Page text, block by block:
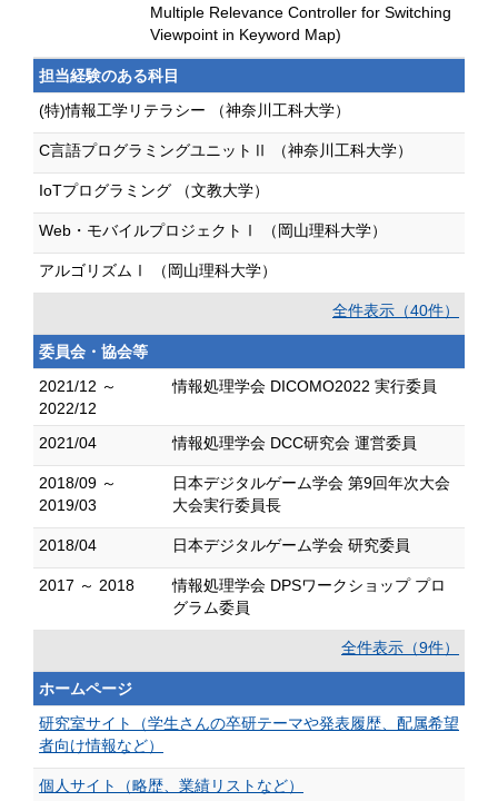
Multiple Relevance Controller for Switching
Viewpoint in Keyword Map)
担当経験のある科目
(特)情報工学リテラシー （神奈川工科大学）
C言語プログラミングユニットⅡ （神奈川工科大学）
IoTプログラミング （文教大学）
Web・モバイルプロジェクトⅠ （岡山理科大学）
アルゴリズムⅠ （岡山理科大学）
全件表示（40件）
委員会・協会等
2021/12 ～
2022/12
情報処理学会 DICOMO2022 実行委員
2021/04 情報処理学会 DCC研究会 運営委員
2018/09 ～
2019/03
日本デジタルゲーム学会 第9回年次大会
大会実行委員長
2018/04 日本デジタルゲーム学会 研究委員
2017 ～ 2018
情報処理学会 DPSワークショップ プロ
グラム委員
全件表示（9件）
ホームページ
研究室サイト（学生さんの卒研テーマや発表履歴、配属希望
者向け情報など）
個人サイト（略歴、業績リストなど）